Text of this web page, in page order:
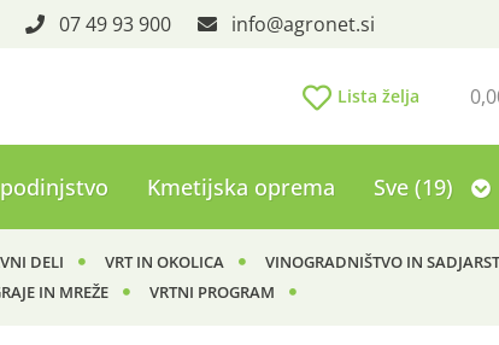
07 49 93 900 info agronet.si
Lista želja
Kmetijska oprema Sve (19)
DELI VRT IN OKOLICA
VINOGRADNIŠTVO IN
IN MREŽE VRTNI PROGRAM